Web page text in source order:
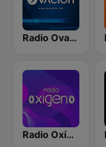
Radio Ovación
Radio Oxígeno